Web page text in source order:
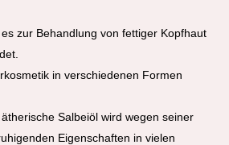
zur Behandlung von fettiger Kopfhaut
in verschiedenen Formen
Salbeiöl wird wegen seiner
Eigenschaften in vielen